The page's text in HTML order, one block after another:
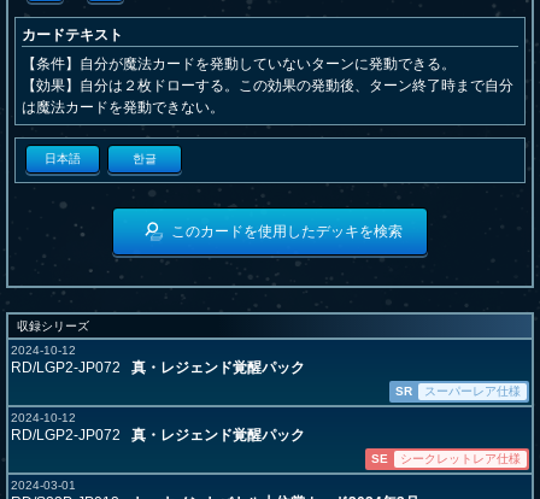
カードテキスト
【条件】自分が魔法カードを発動していないターンに発動できる。
【効果】自分は２枚ドローする。この効果の発動後、ターン終了時まで自分
は魔法カードを発動できない。
日本語 한글
このカードを使用したデッキを検索
収録シリーズ
2024-10-12
RD/LGP2-JP072 真・レジェンド覚醒パック
SR
スーパーレア仕様
2024-10-12
RD/LGP2-JP072 真・レジェンド覚醒パック
SE
シークレットレア仕様
2024-03-01